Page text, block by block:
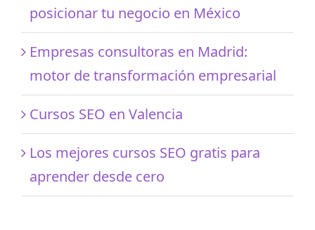
posicionar tu negocio en México
Empresas consultoras en Madrid:
motor de transformación empresarial
Cursos SEO en Valencia
Los mejores cursos SEO gratis para
aprender desde cero